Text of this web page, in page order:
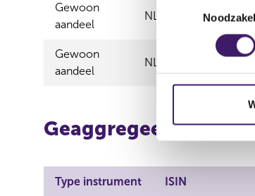
o
t
i
g
Gewoon
aandeel
NL0011585146
Gewoon
aandeel
NL0011585146
Geaggregeerde
Type instrument ISIN